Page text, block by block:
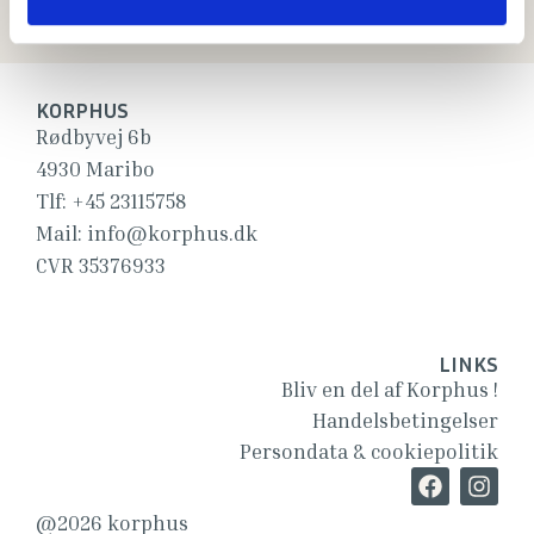
KORPHUS
Rødbyvej 6b
4930 Maribo
Tlf: +45 23115758
Mail: info@korphus.dk
CVR 35376933
LINKS
Bliv en del af Korphus !
Handelsbetingelser
Persondata & cookiepolitik
@2026 korphus